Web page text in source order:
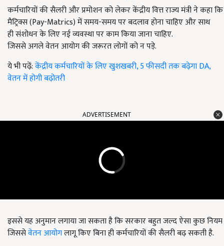
कर्मचारियों की सैलरी और प्रमोशन को लेकर केंद्रीय वित्त राज्य मंत्री ने कहा
मैट्रिक्स (Pay-Matrics) में समय-समय पर बदलाव होना चाहिए और साथ
ही संशोधन के लिए नई व्यवस्था पर काम किया जाना चाहिए.
जिससे अगले वेतन आयोग की जरूरत लोगों को न पड़े.
ये भी पढ़ें:केंद्रीय कर्मचारियों के लिए खुशखबरी, 5 फीसदी तक बढ़ेगा DA,
वेतन में होगी बढ़ोतरी
ADVERTISEMENT
इससे यह अनुमान लगाया जा सकता है कि सरकार बहुत जल्द ऐसा कुछ नियम
जिससेवेतन आयोगलागू किए बिना ही कर्मचारियों की सैलरी बढ़ सकती है.